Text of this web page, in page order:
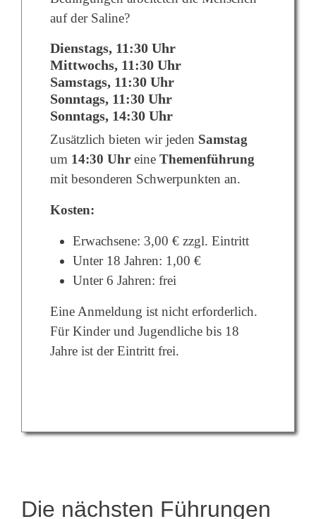
auf der Saline?
Dienstags, 11:30 Uhr
Mittwochs, 11:30 Uhr
Samstags, 11:30 Uhr
Sonntags, 11:30 Uhr
Sonntags, 14:30 Uhr
Zusätzlich bieten wir jeden Samstag
um 14:30 Uhr eine Themenführung
mit besonderen Schwerpunkten an.
Kosten:
Erwachsene: 3,00 € zzgl. Eintritt
Unter 18 Jahren: 1,00 €
Unter 6 Jahren: frei
Eine Anmeldung ist nicht erforderlich.
Für Kinder und Jugendliche bis 18
Jahre ist der Eintritt frei.
Die nächsten Führungen